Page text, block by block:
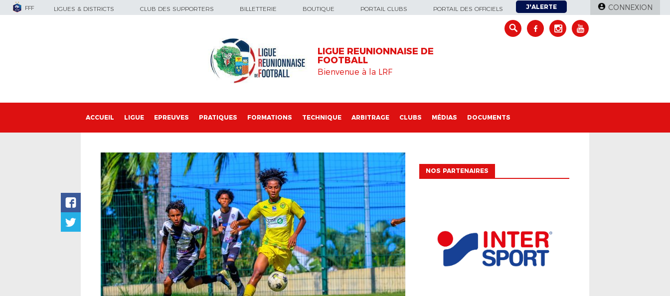
FFF LIGUES & DISTRICTS CLUB DES SUPPORTERS BILLETTERIE BOUTIQUE PORTAIL CLUBS PORTAIL DES OFFICIELS J'ALERTE CONNEXION
LIGUE REUNIONNAISE DE
FOOTBALL
Bienvenue à la LRF
ACCUEIL LIGUE EPREUVES PRATIQUES FORMATIONS TECHNIQUE ARBITRAGE CLUBS MÉDIAS DOCUMENTS
NOS PARTENAIRES